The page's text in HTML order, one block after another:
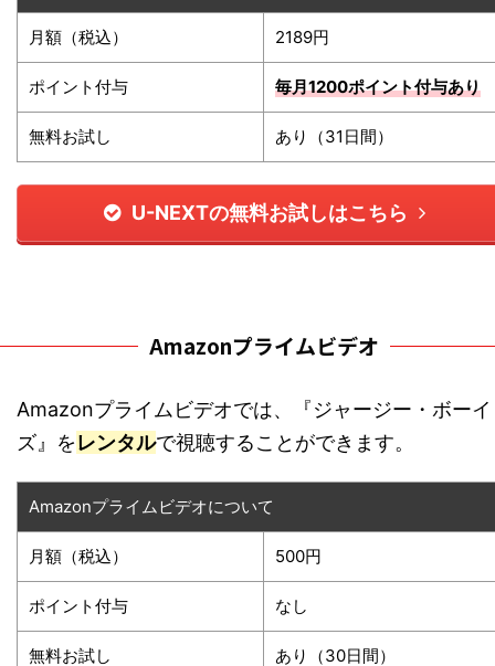
月額（税込） 2189円
ポイント付与 毎月1200ポイント付与あり
無料お試し あり（31日間）
U-NEXTの無料お試しはこちら
Amazonプライムビデオ
Amazonプライムビデオでは、『ジャージー・ボーイ
ズ』をレンタルで視聴することができます。
Amazonプライムビデオについて
月額（税込） 500円
ポイント付与 なし
無料お試し あり（30日間）